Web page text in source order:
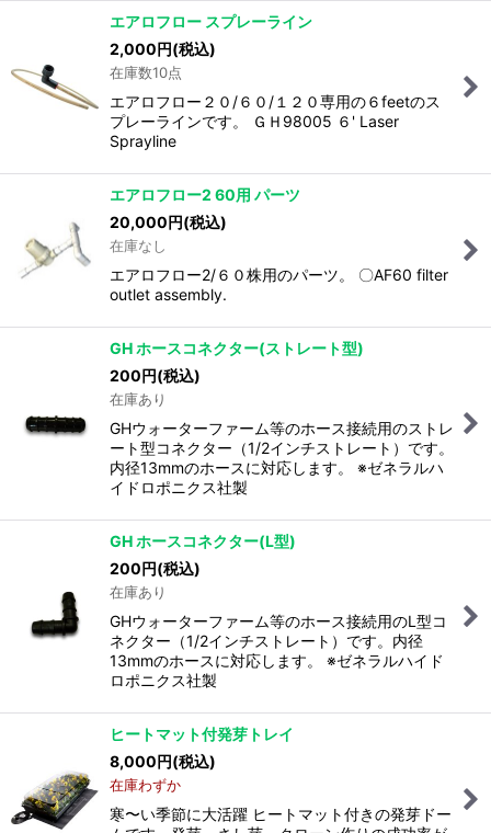
エアロフロー スプレーライン
2,000円(税込)
在庫数10点
エアロフロー２０/６０/１２０専用の６feetのス
プレーラインです。 ＧＨ98005 ６' Laser
Sprayline
エアロフロー2 60用 パーツ
20,000円(税込)
在庫なし
エアロフロー2/６０株用のパーツ。 〇AF60 filter
outlet assembly.
GH ホースコネクター(ストレート型)
200円(税込)
在庫あり
GHウォーターファーム等のホース接続用のストレ
ート型コネクター（1/2インチストレート）です。
内径13mmのホースに対応します。 ※ゼネラルハ
イドロポニクス社製
GH ホースコネクター(L型)
200円(税込)
在庫あり
GHウォーターファーム等のホース接続用のL型コ
ネクター（1/2インチストレート）です。内径
13mmのホースに対応します。 ※ゼネラルハイド
ロポニクス社製
ヒートマット付発芽トレイ
8,000円(税込)
在庫わずか
寒〜い季節に大活躍 ヒートマット付きの発芽ドー